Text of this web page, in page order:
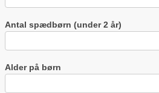
Antal spædbørn (under 2 år)
Alder på børn